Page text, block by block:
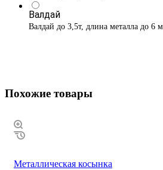
Валдай
Валдай до 3,5т, длина металла до 6
Похожие товары
Металлическая косынка